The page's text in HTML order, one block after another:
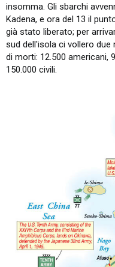
insomma. Gli sbarchi
Kadena, e ora del 13 il
già stato liberato; per
sud dell'isola ci vollero
di morti: 12.500 americani,
150.000 civili.